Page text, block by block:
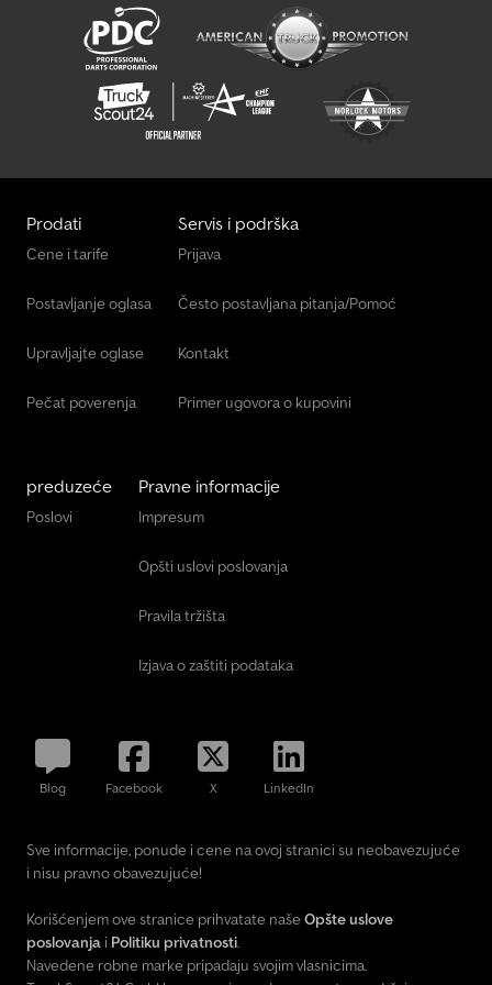
Nadgradnja: ARHIVSKE FOTOGRAFIJE! MAN HydroDrive, disk
kočnice na prednjoj osovini, doboš kočnice na zadnjoj osovini,
sistem potpune kočione asistencije, pokazivač istrošenosti
kočionih obloga, ABS, EBS, ASR, ESP, MAN TipMatic, stabilizatori na
obe osovine, ACC Stop & GO sa regulacijom rastojanja, zaštita
hladnjaka odozdo, LED dnevna svetla, FN kabina, donji ležaj, MAN
zvučni sistem, navigacioni sistem, dodatno grejanje vode 3,8 kW,
opremi bez garancije. Zadržavamo pravo na izmene, prethodnu
prodaju i greške!
Prodati
Cene i tarife
Postavljanje oglasa
Upravljajte oglase
Pečat poverenja
Servis i podrška
Prijava
Često postavljana pitanja/Pomoć
Kontakt
Primer ugovora o kupovini
preduzeće
Poslovi
Pravne informacije
Impresum
Opšti uslovi poslovanja
Pravila tržišta
Izjava o zaštiti podataka
Blog Facebook X LinkedIn
Sve informacije, ponude i cene na ovoj stranici su neobavezujuće
i nisu pravno obavezujuće!
Korišćenjem ove stranice prihvatate naše Opšte uslove
poslovanja i Politiku privatnosti.
Navedene robne marke pripadaju svojim vlasnicima.